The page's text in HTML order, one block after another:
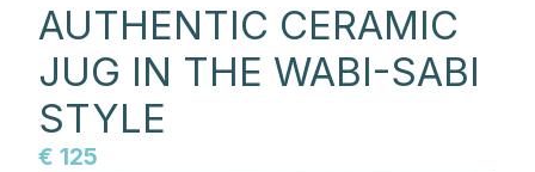
AUTHENTIC CERAMIC
JUG IN THE WABI-SABI
STYLE
€ 125